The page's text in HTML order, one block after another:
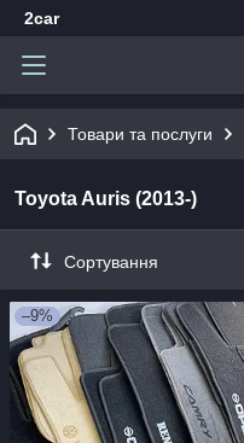
2car
Товари та послуги
Toyota Auris (2013-)
Сортування
–9%